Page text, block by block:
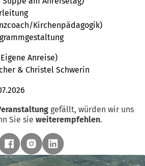
Kirchenpädagogik)
Anreise)
& Christel Schwerin
gefällt, würden wir uns
Sie sie weiterempfehlen.